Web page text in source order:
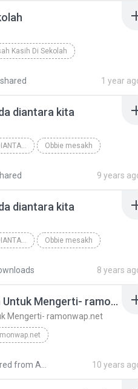
Kasih Di Sekolah
1 year
diantara kita
OBBIE MESAKH ~ADA DIANTARA KITA Obbie mesakh
9 years
diantara kita
OBBIE MESAKH ~ADA DIANTARA KITA Obbie mesakh
8 years
Obbie M -Cobalah Untuk Mengerti- ramonwap.net
Mengerti- ramonwap.net
10 years